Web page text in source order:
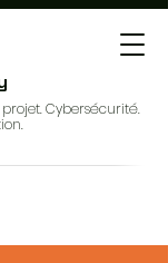
Cybersécurité.